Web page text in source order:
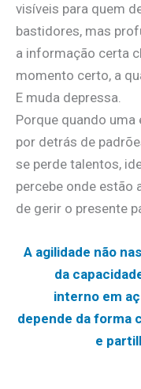
visíveis para quem
bastidores, mas
a informação certa
momento certo, a
E muda depressa.
Porque quando
por detrás de
se perde talentos,
percebe onde estão
de gerir o presente
A agilidade não
da
interno em
depende da forma
e